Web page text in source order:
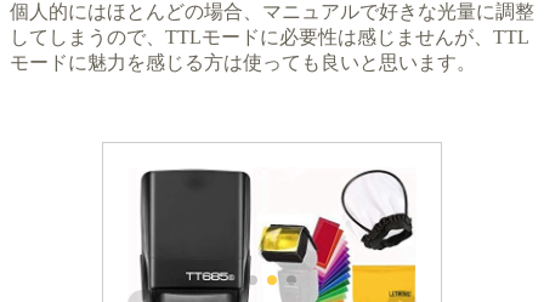
個人的にはほとんどの場合、マニュアルで好きな光量に調整
してしまうので、TTLモードに必要性は感じませんが、TTL
モードに魅力を感じる方は使っても良いと思います。